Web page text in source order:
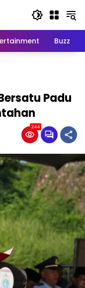
Buzz
Padu
244